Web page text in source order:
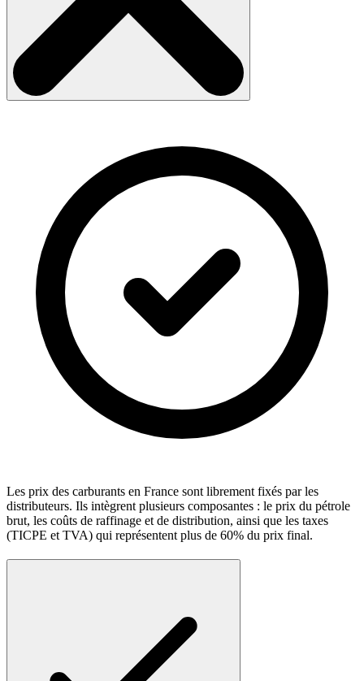
Les prix des carburants en France sont librement fixés par les
distributeurs. Ils intègrent plusieurs composantes : le prix du pétrole
brut, les coûts de raffinage et de distribution, ainsi que les taxes
(TICPE et TVA) qui représentent plus de 60% du prix final.